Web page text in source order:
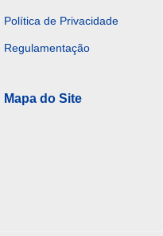
Política de Privacidade
Regulamentação
Mapa do Site